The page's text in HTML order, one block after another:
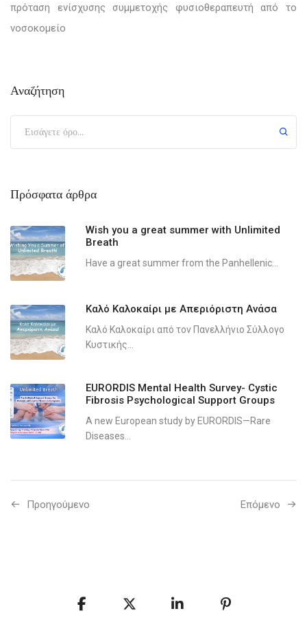
πρόταση ενίσχυσης συμμετοχής φυσιοθεραπευτή από το
νοσοκομείο
Αναζήτηση
Πρόσφατα άρθρα
Wish you a great summer with Unlimited
Breath
Have a great summer from the Panhellenic...
Καλό Καλοκαίρι με Απεριόριστη Ανάσα
Καλό Καλοκαίρι από τον Πανελλήνιο Σύλλογο
Κυστικής...
EURORDIS Mental Health Survey- Cystic
Fibrosis Psychological Support Groups
A new European study by EURORDIS—Rare
Diseases...
Προηγούμενo Επόμενο